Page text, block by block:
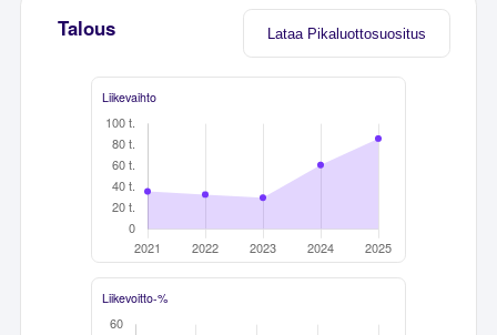
Lataa Pikaluottosuositus
Talous
Liikevaihto
Liikevoitto-%